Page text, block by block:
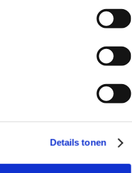
Details tonen
15, 17, 18, 19, 21, 23, 25,